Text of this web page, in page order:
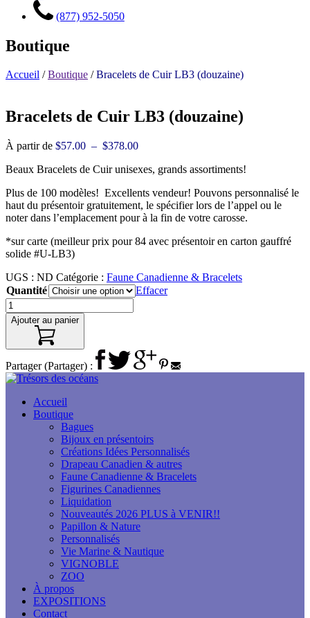
(877) 952-5050
Boutique
Accueil /Boutique /Bracelets de Cuir LB3 (douzaine)
Bracelets de Cuir LB3 (douzaine)
À partir de $57.00 – $378.00Plage
prix :
à
$378.00
Beaux Bracelets de Cuir unisexes, grands assortiments!
Plus de 100 modèles! Excellents vendeur! Pouvons personnalisé le
haut du présentoir gratuitement, le spécifier lors de l’appel ou le
noter dans l’emplacement pour à la fin de votre carosse.
*sur carte (meilleur prix pour 84 avec présentoir en carton gauffré
solide #U-LB3)
UGS : ND Catégorie : Faune Canadienne & Bracelets
Quantité
Effacer
Ajouter au panier
Partager (Partager) :
Accueil
Boutique
Bagues
Bijoux en présentoirs
Créations Idées Personnalisés
Drapeau Canadien & autres
Faune Canadienne & Bracelets
Figurines Canadiennes
Liquidation
Nouveautés 2026 PLUS à VENIR!!
Papillon & Nature
Personnalisés
Vie Marine & Nautique
VIGNOBLE
ZOO
À propos
EXPOSITIONS
Contact